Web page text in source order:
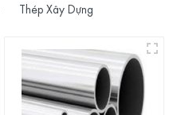
Thép Xây Dựng